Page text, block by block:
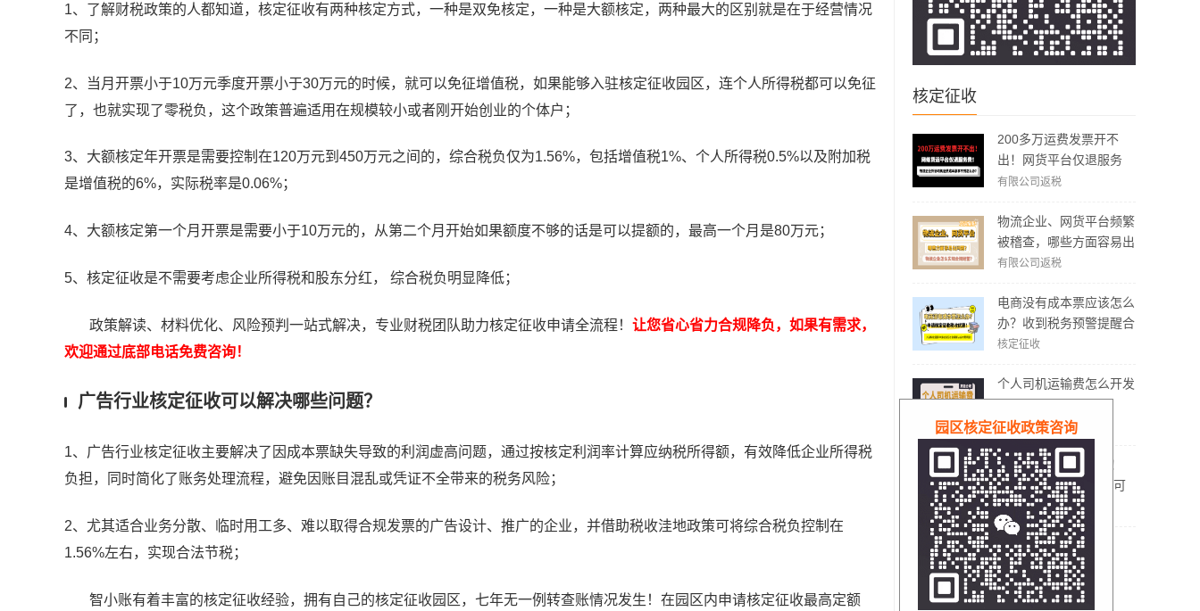
核定征收
200多万运费发票开不
出！网货平台仅退服务
费，运费成本拿不到怎么
有限公司返税
物流企业、网货平台频繁
被稽查，哪些方面容易出
现问题？怎么实现合规经
有限公司返税
电商没有成本票应该怎么
办？收到税务预警提醒合
规解决方案！
核定征收
个人司机运输费怎么开发
票？
有限公司返税
个体工商户免税额度！
2026双免核定征收还可
以享受吗？
核定征收
1、了解财税政策的人都知道，核定征收有两种核定方式，一种是双免核定，一种是大额核定，两种最大的区别就是在于经营情况
不同；
2、当月开票小于10万元季度开票小于30万元的时候，就可以免征增值税，如果能够入驻核定征收园区，连个人所得税都可以免征
了，也就实现了零税负，这个政策普遍适用在规模较小或者刚开始创业的个体户；
3、大额核定年开票是需要控制在120万元到450万元之间的，综合税负仅为1.56%，包括增值税1%、个人所得税0.5%以及附加税
是增值税的6%，实际税率是0.06%；
4、大额核定第一个月开票是需要小于10万元的，从第二个月开始如果额度不够的话是可以提额的，最高一个月是80万元；
5、核定征收是不需要考虑企业所得税和股东分红， 综合税负明显降低；
政策解读、材料优化、风险预判一站式解决，专业财税团队助力核定征收申请全流程！ 让您省心省力合规降负，如果有需求，
欢迎通过底部电话免费咨询！
广告行业核定征收可以解决哪些问题？
1、广告行业核定征收主要解决了因成本票缺失导致的利润虚高问题，通过按核定利润率计算应纳税所得额，有效降低企业所得税
负担，同时简化了账务处理流程，避免因账目混乱或凭证不全带来的税务风险；
2、尤其适合业务分散、临时用工多、难以取得合规发票的广告设计、推广的企业，并借助税收洼地政策可将综合税负控制在
1.56%左右，实现合法节税；
智小账有着丰富的核定征收经验，拥有自己的核定征收园区，七年无一例转查账情况发生！在园区内申请核定征收最高定额
园区核定征收政策咨询